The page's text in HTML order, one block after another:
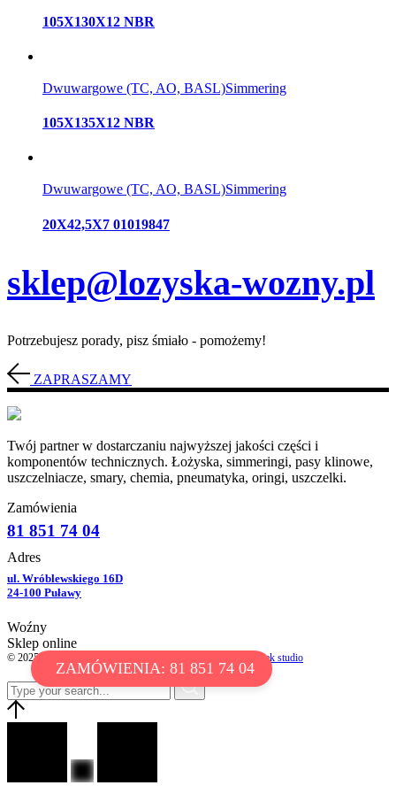
ZAMÓWIENIA: 81 851 74 04
105X130X12 NBR
Dwuwargowe (TC, AO, BASL)Simmering
105X135X12 NBR
Dwuwargowe (TC, AO, BASL)Simmering
20X42,5X7 01019847
sklep@lozyska-wozny.pl
Potrzebujesz porady, pisz śmiało - pomożemy!
ZAPRASZAMY
Twój partner w dostarczaniu najwyższej jakości części i
komponentów technicznych. Łożyska, simmeringi, pasy klinowe,
uszczelniacze, smary, chemia, pneumatyka, oringi, uszczelki.
Zamówienia
81 851 74 04
Adres
ul. Wróblewskiego 16D
24-100 Puławy
Woźny
Sklep online
© 2025 WOŹNY ŁOŻYSKA. All Rights Reserved // by chotek studio